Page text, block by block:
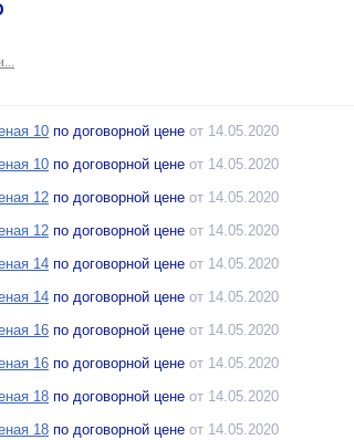
10 по договорной цене от 14.05.2020
10 по договорной цене от 14.05.2020
12 по договорной цене от 14.05.2020
12 по договорной цене от 14.05.2020
14 по договорной цене от 14.05.2020
14 по договорной цене от 14.05.2020
16 по договорной цене от 14.05.2020
16 по договорной цене от 14.05.2020
18 по договорной цене от 14.05.2020
18 по договорной цене от 14.05.2020